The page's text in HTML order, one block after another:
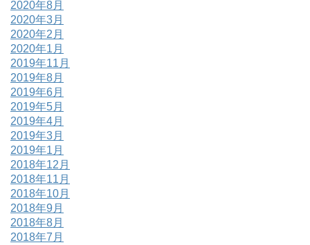
2020年8月
2020年3月
2020年2月
2020年1月
2019年11月
2019年8月
2019年6月
2019年5月
2019年4月
2019年3月
2019年1月
2018年12月
2018年11月
2018年10月
2018年9月
2018年8月
2018年7月